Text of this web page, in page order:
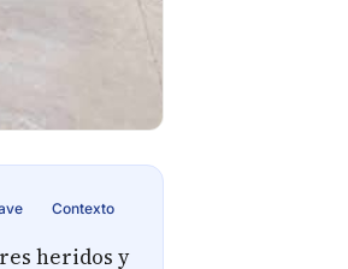
Contexto
heridos y